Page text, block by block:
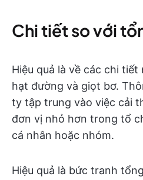
Chi tiết so với
Hiệu quả là về các chi
hạt đường và giọt bơ.
ty tập trung vào việc cải
đơn vị nhỏ hơn trong tổ
cá nhân hoặc nhóm.
Hiệu quả là bức tranh